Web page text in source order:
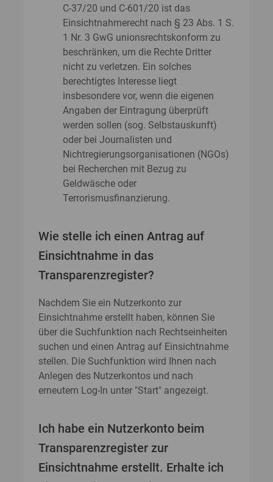
C-37/20 und C-601/20 ist das
Einsichtnahmerecht nach § 23 Abs. 1 S.
1 Nr. 3 GwG unionsrechtskonform zu
beschränken, um die Rechte Dritter
nicht zu verletzen. Ein solches
berechtigtes Interesse liegt
insbesondere vor, wenn die eigenen
Angaben der Eintragung überprüft
werden sollen (sog. Selbstauskunft)
oder bei Journalisten und
Nichtregierungsorganisationen (NGOs)
bei Recherchen mit Bezug zu
Geldwäsche oder
Terrorismusfinanzierung.
Wie stelle ich einen Antrag auf
Einsichtnahme in das
Transparenzregister?
Nachdem Sie ein Nutzerkonto zur
Einsichtnahme erstellt haben, können Sie
über die Suchfunktion nach Rechtseinheiten
suchen und einen Antrag auf Einsichtnahme
stellen. Die Suchfunktion wird Ihnen nach
Anlegen des Nutzerkontos und nach
erneutem Log-In unter "Start" angezeigt.
Ich habe ein Nutzerkonto beim
Transparenzregister zur
Einsichtnahme erstellt. Erhalte ich